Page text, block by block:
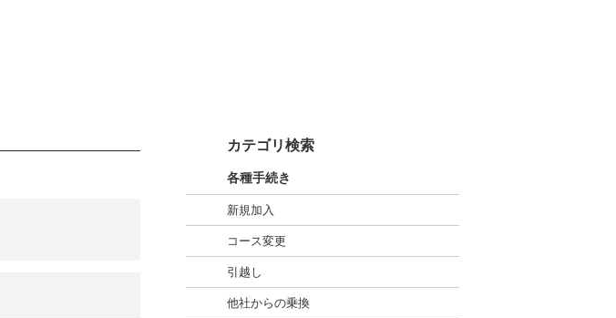
カテゴリ検索
各種手続き
新規加入
コース変更
引越し
他社からの乗換